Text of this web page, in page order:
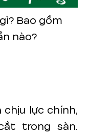
Bao gồm
nào?
lực chính,
trong sàn.